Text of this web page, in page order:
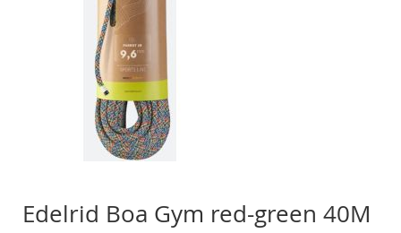
Edelrid Boa Gym red-green 40M